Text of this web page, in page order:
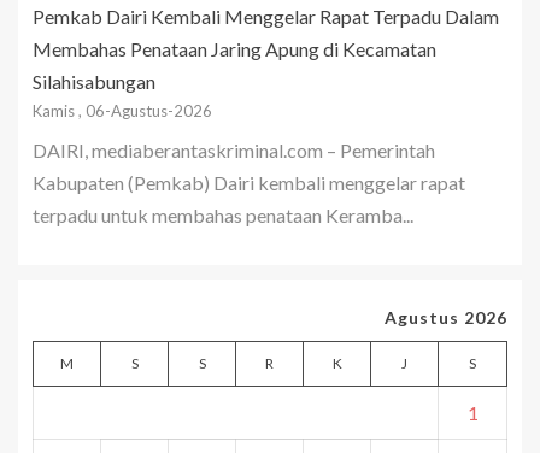
Pemkab Dairi Kembali Menggelar Rapat Terpadu Dalam
Membahas Penataan Jaring Apung di Kecamatan
Silahisabungan
Kamis , 06-Agustus-2026
DAIRI, mediaberantaskriminal.com – Pemerintah
Kabupaten (Pemkab) Dairi kembali menggelar rapat
terpadu untuk membahas penataan Keramba...
Agustus 2026
M S S R K J S
1